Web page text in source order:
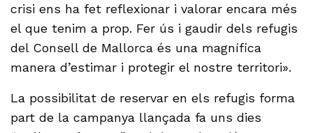
crisi ens ha fet reflexionar i valorar encara més
el que tenim a prop. Fer ús i gaudir dels refugis
del Consell de Mallorca és una magnífica
manera d’estimar i protegir el nostre territori».
La possibilitat de reservar en els refugis forma
part de la campanya llançada fa uns dies